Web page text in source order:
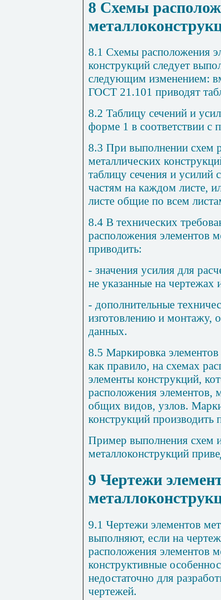
8 Схемы
8.1 Схемы расположения
конструкций следует
следующим изменением:
ГОСТ 21.101 приводят
8.2 Таблицу сечений и
форме 1 в соответствии
8.3 При выполнении схем
металлических
таблицу сечения и усилий
частям на каждом листе,
листе общие по всем
8.4 В технических
расположения элементов
приводить:
- значения усилия для
не указанные на чертежах
- дополнительные
изготовлению и монтажу,
данных.
8.5 Маркировка
как правило, на схемах
элементы конструкций,
расположения элементов,
общих видов, узлов.
конструкций производить
Пример выполнения схем
металлоконструкций
9 Чертежи
9.1 Чертежи элементов
выполняют, если на
расположения элементов
конструктивные
недостаточно для
чертежей.